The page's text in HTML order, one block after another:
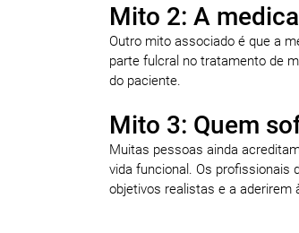
Mito 2: A
Outro mito associado é que a
parte fulcral no tratamento de
do paciente.
Mito 3: Quem
Muitas pessoas ainda
vida funcional. Os profissionais
objetivos realistas e a aderirem